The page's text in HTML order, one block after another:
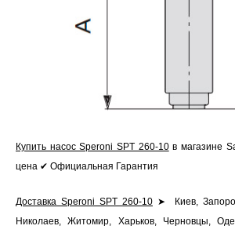
Купить насос Speroni SPT 260-10в магазине
цена ✔ Официальная Гарантия
Доставка Speroni SPT 260-10 ➤ Киев,
Николаев, Житомир, Харьков, Черновцы,